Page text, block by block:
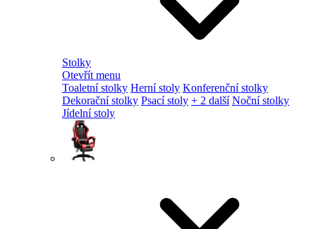
Stolky
Otevřít menu
Toaletní stolky Herní stoly Konferenční stolky
Dekorační stolky Psací stoly + 2 další Noční stolky
Jídelní stoly